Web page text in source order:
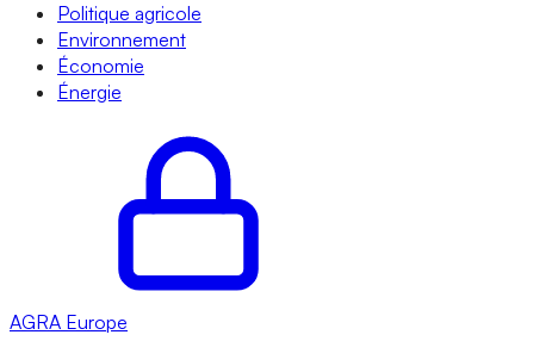
Politique agricole
Environnement
Économie
Énergie
AGRA Europe